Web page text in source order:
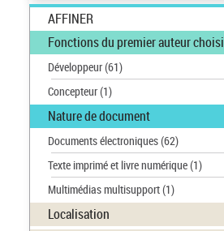
AFFINER
Fonctions du premier auteur choisi
Développeur(61)
Concepteur(1)
Nature de document
Documents électroniques(62)
Texte imprimé et livre numérique(1)
Multimédias multisupport(1)
Localisation